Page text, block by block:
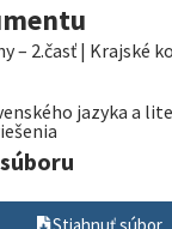
– 2.časť | Krajské
jazyka a